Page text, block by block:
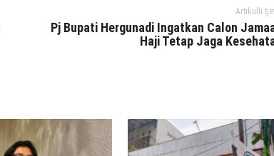
Artikulli
Pj Bupati Hergunadi Ingatkan Calon
Haji Tetap Jaga